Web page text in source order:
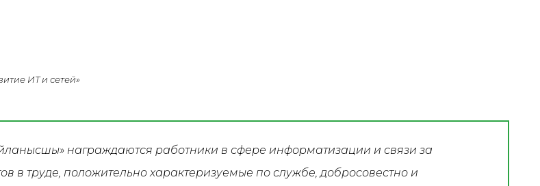
ИТ и сетей»
награждаются работники в сфере информатизации и связи за
в труде, положительно характеризуемые по службе, добросовестно и